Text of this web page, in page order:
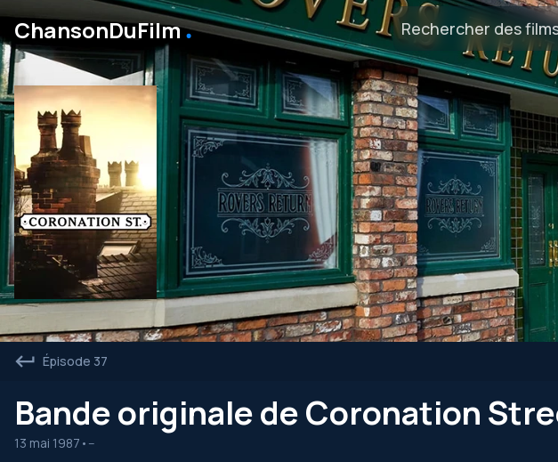
ChansonDuFilm․
Épisode 37
Bande originale de Coronation
13 mai 1987 • --